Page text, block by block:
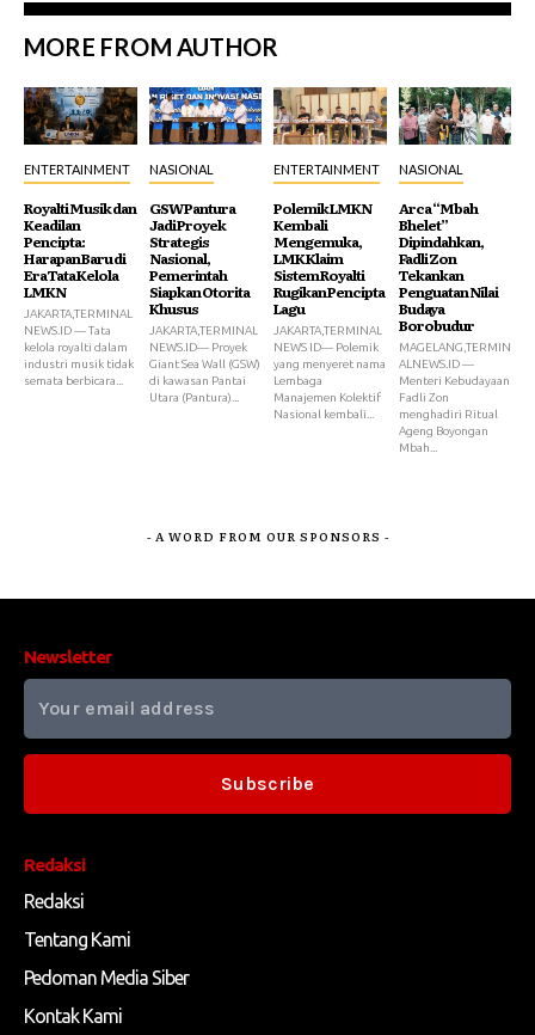
MORE FROM AUTHOR
ENTERTAINMENT
Royalti Musik dan
Keadilan
Pencipta:
Harapan Baru di
Era Tata Kelola
LMKN
JAKARTA,TERMINAL
NEWS.ID — Tata
kelola royalti dalam
industri musik tidak
semata berbicara...
NASIONAL
GSW Pantura
Jadi Proyek
Strategis
Nasional,
Pemerintah
Siapkan Otorita
Khusus
JAKARTA,TERMINAL
NEWS.ID— Proyek
Giant Sea Wall (GSW)
di kawasan Pantai
Utara (Pantura)...
ENTERTAINMENT
Polemik LMKN
Kembali
Mengemuka,
LMK Klaim
Sistem Royalti
Rugikan Pencipta
Lagu
JAKARTA,TERMINAL
NEWS ID— Polemik
yang menyeret nama
Lembaga
Manajemen Kolektif
Nasional kembali...
NASIONAL
Arca “Mbah
Bhelet”
Dipindahkan,
Fadli Zon
Tekankan
Penguatan Nilai
Budaya
Borobudur
MAGELANG,TERMIN
ALNEWS.ID —
Menteri Kebudayaan
Fadli Zon
menghadiri Ritual
Ageng Boyongan
Mbah...
- A WORD FROM OUR SPONSORS -
Redaksi
Redaksi
Tentang Kami
Pedoman Media Siber
Kontak Kami
Newsletter
Subscribe